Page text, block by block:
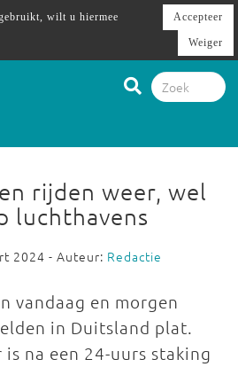
rijden weer, wel
luchthavens
2024 - Auteur: Redactie
vandaag en morgen
in Duitsland plat.
na een 24-uurs staking
wilt u hiermee
Accepteer
Weiger